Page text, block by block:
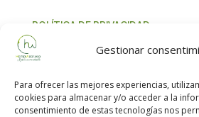
Gestionar
Para ofrecer las mejores experiencias,
cookies para almacenar y/o acceder a la
consentimiento de estas tecnologías nos
POLÍTICA DE PRIVACIDAD
TÉRMINOS Y CONDICIONES
NORMA IVA UNIÓN EUROPEA